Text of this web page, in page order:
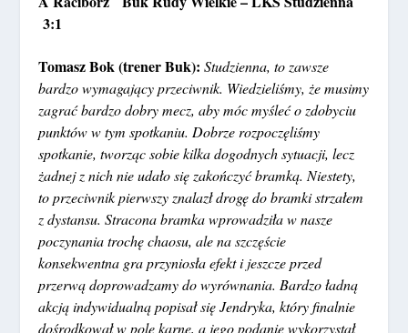
3:1
Tomasz Bok (trener Buk):Studzienna, to zawsze
bardzo wymagający przeciwnik. Wiedzieliśmy, że musimy
zagrać bardzo dobry mecz, aby móc myśleć o zdobyciu
punktów w tym spotkaniu. Dobrze rozpoczęliśmy
spotkanie, tworząc sobie kilka dogodnych sytuacji, lecz
żadnej z nich nie udało się zakończyć bramką. Niestety,
to przeciwnik pierwszy znalazł drogę do bramki strzałem
z dystansu. Stracona bramka wprowadziła w nasze
poczynania trochę chaosu, ale na szczęście
konsekwentna gra przyniosła efekt i jeszcze przed
przerwą doprowadzamy do wyrównania. Bardzo ładną
akcją indywidualną popisał się Jendryka, który finalnie
dośrodkował w pole karne, a jego podanie wykorzystał